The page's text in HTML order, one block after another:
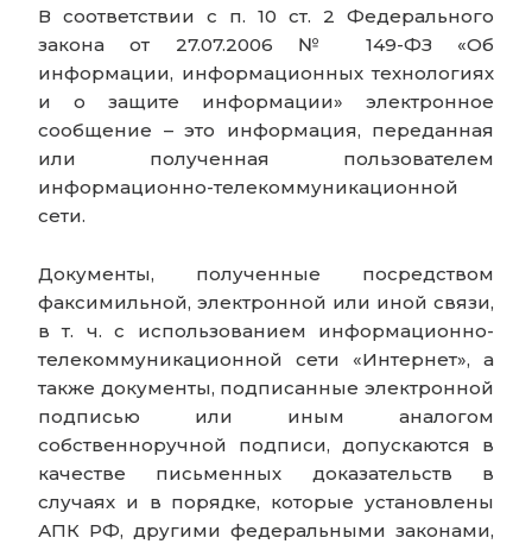
В соответствии с п. 10 ст. 2 Федерального
закона от 27.07.2006 № 149-ФЗ «Об
информации, информационных технологиях
и о защите информации» электронное
сообщение – это информация, переданная
или полученная пользователем
информационно-телекоммуникационной
сети.
Документы, полученные посредством
факсимильной, электронной или иной связи,
в т. ч. с использованием информационно-
телекоммуникационной сети «Интернет», а
также документы, подписанные электронной
подписью или иным аналогом
собственноручной подписи, допускаются в
качестве письменных доказательств в
случаях и в порядке, которые установлены
АПК РФ, другими федеральными законами,